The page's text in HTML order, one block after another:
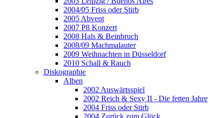
2004/05 Friss oder Stirb
2005 Abvent
2007 P8 Konzert
2008 Hals & Beinbruch
2008/09 Machmalauter
2009 Weihnachten in Düsseldorf
2010 Schall & Rauch
Diskographie
Alben
2002 Auswärtsspiel
2002 Reich & Sexy II - Die fetten Jahre
2004 Friss oder Stirb
2004 Zurück zum Glück